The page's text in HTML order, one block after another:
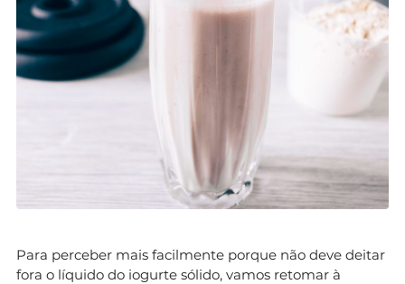
Para perceber mais facilmente porque não deve deitar
fora o líquido do iogurte sólido, vamos retomar à